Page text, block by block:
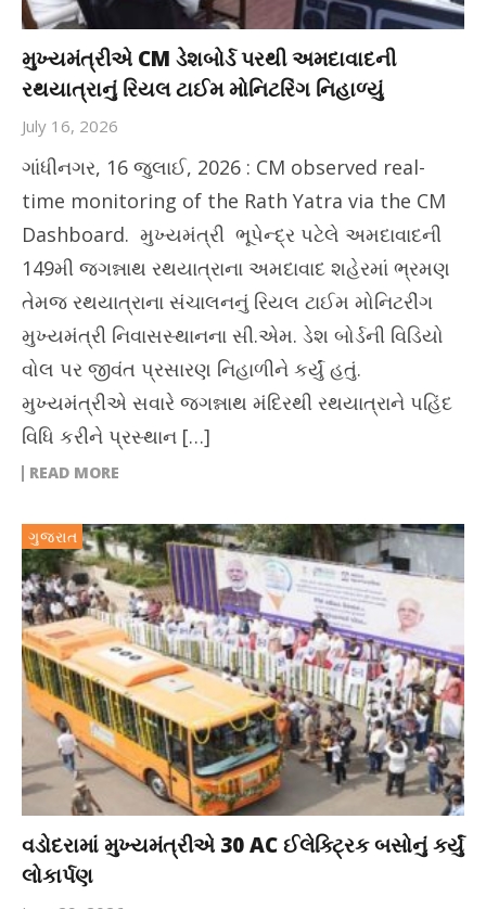
મુખ્યમંત્રીએ CM ડેશબોર્ડ પરથી અમદાવાદની
રથયાત્રાનું રિયલ ટાઈમ મોનિટરિંગ નિહાળ્યું
July 16, 2026
ગાંધીનગર, 16 જુલાઈ, 2026 : CM observed real-
time monitoring of the Rath Yatra via the CM
Dashboard. મુખ્યમંત્રી ભૂપેન્દ્ર પટેલે અમદાવાદની
149મી જગન્નાથ રથયાત્રાના અમદાવાદ શહેરમાં ભ્રમણ
તેમજ રથયાત્રાના સંચાલનનું રિયલ ટાઈમ મોનિટરીંગ
મુખ્યમંત્રી નિવાસસ્થાનના સી.એમ. ડેશ બોર્ડની વિડિયો
વોલ પર જીવંત પ્રસારણ નિહાળીને કર્યું હતું.
મુખ્યમંત્રીએ સવારે જગન્નાથ મંદિરથી રથયાત્રાને પહિંદ
વિધિ કરીને પ્રસ્થાન […]
READ MORE
ગુજરાત
વડોદરામાં મુખ્યમંત્રીએ 30 AC ઈલેક્ટ્રિક બસોનું કર્યું
લોકાર્પણ